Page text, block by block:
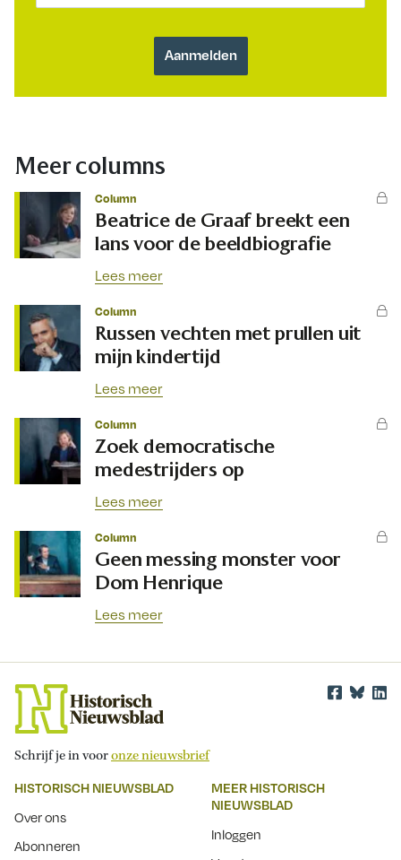
Meer columns
Column
Beatrice de Graaf breekt een
lans voor de beeldbiografie
Lees meer
Column
Russen vechten met prullen uit
mijn kindertijd
Lees meer
Column
Zoek democratische
medestrijders op
Lees meer
Column
Geen messing monster voor
Dom Henrique
Lees meer
Schrijf je in vooronze nieuwsbrief
HISTORISCH NIEUWSBLAD
Over ons
Abonneren
MEER HISTORISCH
NIEUWSBLAD
Inloggen